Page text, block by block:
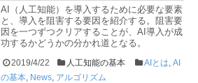
AI（人工知能）を導入するために必要な要素
と、導入を阻害する要因を紹介する。阻害要
因を一つずつクリアすることが、AI導入が成
功するかどうかの分かれ道となる。
2019/4/22 人工知能の基本 AIとは ,AI
の基本 News アルゴリズム